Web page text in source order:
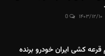
۱۴۰۳/۱۲/۱۰
قرعه کشی ایران خودرو برنده